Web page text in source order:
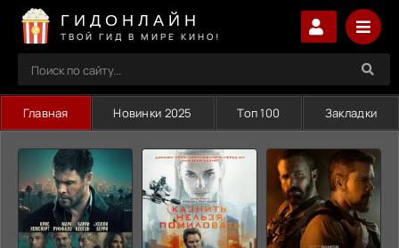
ГИДОНЛАЙН
ТВОЙ ГИД В МИРЕ КИНО!
Главная Новинки 2025 Топ 100 Закладки